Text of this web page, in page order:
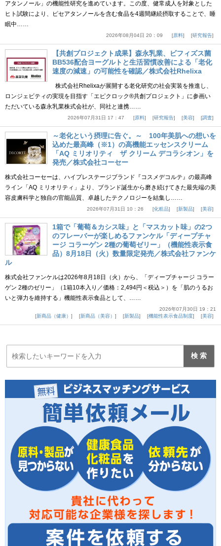
アタンノール」の機能性研究を進めています。この度、健常成人を対象とした
ヒト試験により、ピセアタンノールを含む食品を4週間継続摂取することで、睡
眠中……
2026年08月04日 20：09 原料 研究報告
【共創プロジェクト成果】森永乳業、ビフィズス菌
BB536配合ヨーグルトと生活習慣改善による「老化
速度の減速」の可能性を確認／株式会社Rhelixa
株式会社Rhelixaが展開する老化研究の社会実装を推進し、
ロンジェビティの実現を目指す「エピクロック®共創プロジェクト」に参画い
ただいている森永乳業株式会社が、同社と連携……
2026年07月31日 17：47 原料 研究報告 美容 調査
～老化という摂理に告ぐ。～ 100年美肌への想いを
込めた最高峰（※1）の高機能エッセンスクリーム
「AQ ミリオリティ ザ クリーム デコラシオン」を
発売／株式会社コーセー
株式会社コーセーは、ハイプレステージブランド『コスメデコルテ』の最高峰
ライン「AQ ミリオリティ」より、ブランド誕生から磨き続けてきた最先端の美
容皮膚科学と独自の官能品質、卓越したテクノロジーを結集し……
2026年07月31日 10：26 化粧品 新製品 美容
1箱で「葡萄＆カシス味」と「マスカット味」の2つ
のフレーバーが楽しめるファンケル「ディープチャ
ージ コラーゲン 2種の葡萄ゼリー」（機能性表示食
品）8月18日（火）数量限定発売／株式会社ファンケ
ル
株式会社ファンケルは2026年8月18日（火）から、「ディープチャージ コラー
ゲン 2種のゼリー」（1箱10本入り／価格：2,494円＜税込＞）を「肌のうるお
いと弾力を維持する」機能性表示食品として、……
2026年07月30日 19：21
新商品（健康）
新商品（美容） 新製品 機能性表示食品制度 美容